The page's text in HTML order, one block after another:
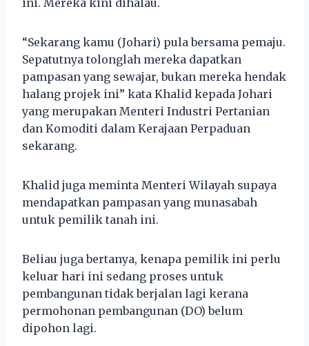
“Sekarang kamu (Johari) pula bersama pemaju.
Sepatutnya tolonglah mereka dapatkan
pampasan yang sewajar, bukan mereka hendak
halang projek ini” kata Khalid kepada Johari
yang merupakan Menteri Industri Pertanian
dan Komoditi dalam Kerajaan Perpaduan
sekarang.
Khalid juga meminta Menteri Wilayah supaya
mendapatkan pampasan yang munasabah
untuk pemilik tanah ini.
Beliau juga bertanya, kenapa pemilik ini perlu
keluar hari ini sedang proses untuk
pembangunan tidak berjalan lagi kerana
permohonan pembangunan (DO) belum
dipohon lagi.